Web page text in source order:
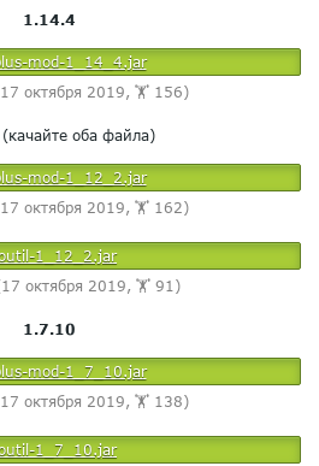
1.14.4
mod-1_14_4.jar
октября 2019, 🏋️ 156)
(качайте оба файла)
mod-1_12_2.jar
октября 2019, 🏋️ 162)
1_12_2.jar
октября 2019, 🏋️ 91)
1.7.10
mod-1_7_10.jar
октября 2019, 🏋️ 138)
1_7_10.jar